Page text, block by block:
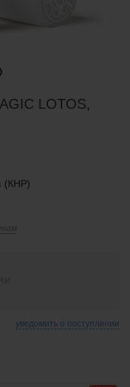
LOTOS,
(КНР)
уведомить о поступлении